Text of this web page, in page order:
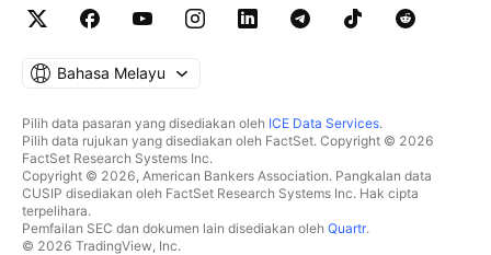
Bahasa Melayu
Pilih data pasaran yang disediakan oleh ICE Data Services.
Pilih data rujukan yang disediakan oleh FactSet. Copyright © 2026
FactSet Research Systems Inc.
Copyright © 2026, American Bankers Association. Pangkalan data
CUSIP disediakan oleh FactSet Research Systems Inc. Hak cipta
terpelihara.
Pemfailan SEC dan dokumen lain disediakan oleh Quartr.
© 2026 TradingView, Inc.